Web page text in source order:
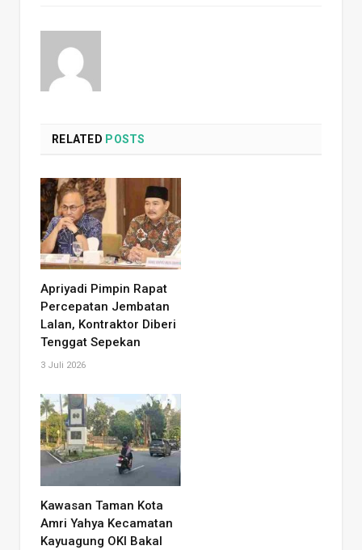
RELATED POSTS
Apriyadi Pimpin Rapat
Percepatan Jembatan
Lalan, Kontraktor Diberi
Tenggat Sepekan
3 Juli 2026
Kawasan Taman Kota
Amri Yahya Kecamatan
Kayuagung OKI Bakal